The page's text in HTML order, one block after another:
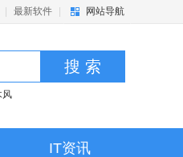
最新软件 网站导航
搜 索
风
IT资讯